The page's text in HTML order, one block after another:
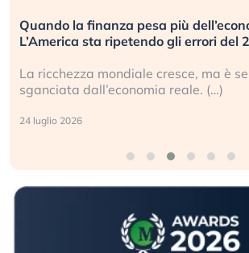
Quando la finanza pesa più
L’America sta ripetendo gli errori del
La ricchezza mondiale cresce, ma è
sganciata dall’economia reale. (…)
24 luglio 2026